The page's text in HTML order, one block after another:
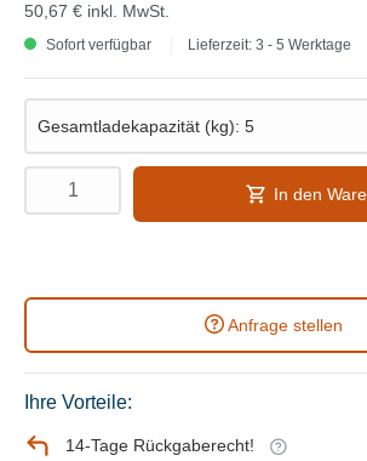
50,67 € inkl. MwSt.
Sofort verfügbar Lieferzeit: 3 - 5 Werktage
In den
Anfrage stellen
Ihre Vorteile:
14-Tage Rückgaberecht!